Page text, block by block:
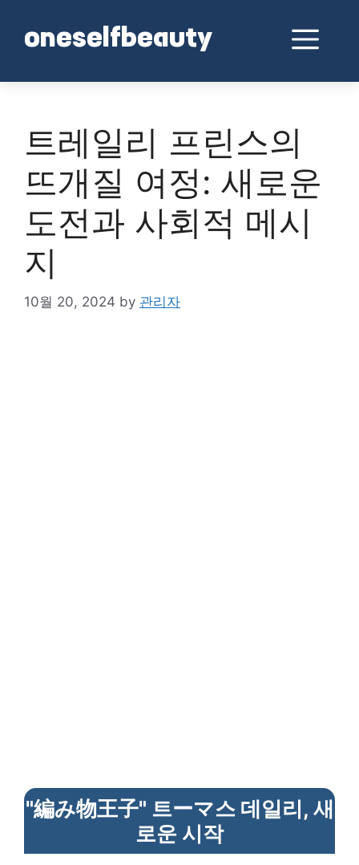
contentoneselfbeauty
트레일리 프린스의
뜨개질 여정: 새로운
도전과 사회적 메시
지
10월 20, 2024 by 관리자
"編み物王子" 트ーマ스 데일리, 새
로운 시작